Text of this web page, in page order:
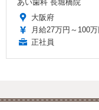
あい歯科 長堀橋院
大阪府
月給27万円～100万
正社員